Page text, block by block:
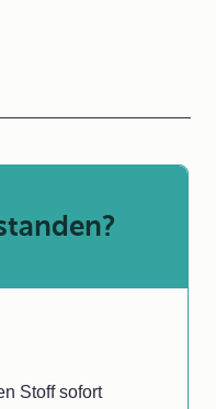
Stoff sofort